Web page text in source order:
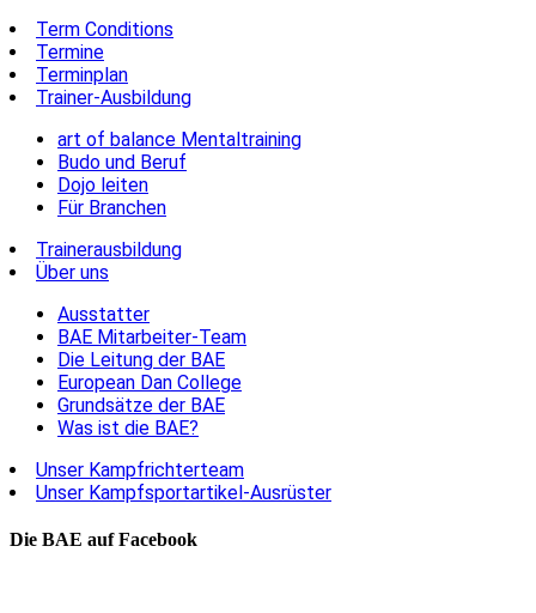
Term Conditions
Termine
Terminplan
Trainer-Ausbildung
art of balance Mentaltraining
Budo und Beruf
Dojo leiten
Für Branchen
Trainerausbildung
Über uns
Ausstatter
BAE Mitarbeiter-Team
Die Leitung der BAE
European Dan College
Grundsätze der BAE
Was ist die BAE?
Unser Kampfrichterteam
Unser Kampfsportartikel-Ausrüster
Die BAE auf Facebook